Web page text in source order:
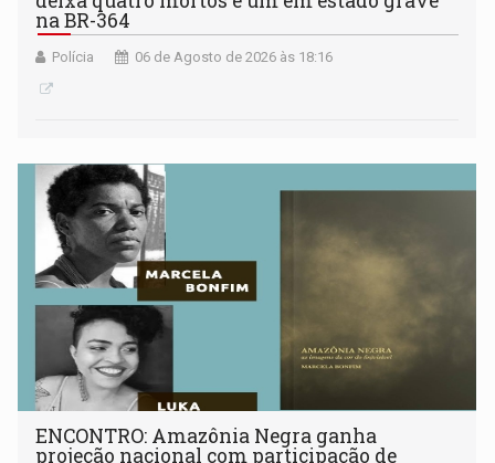
na BR-364
Polícia 06 de Agosto de 2026 às 18:16
ENCONTRO: Amazônia Negra ganha
projeção nacional com participação de